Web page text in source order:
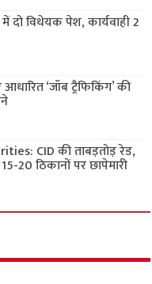
दो विधेयक पेश, कार्यवाही 2
‘जॉब ट्रैफिकिंग’ की
CID की ताबड़तोड़ रेड,
20 ठिकानों पर छापेमारी